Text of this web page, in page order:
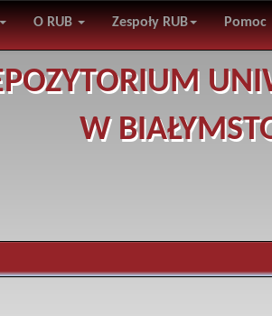
O RUB Zespoły RUB Pomoc
W